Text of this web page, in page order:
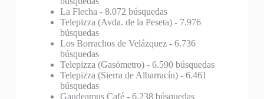
La Flecha - 8.072 búsquedas
Telepizza (Avda. de la Peseta)- 7.976
búsquedas
Los Borrachos de Velázquez- 6.736
búsquedas
Telepizza (Gasómetro)- 6.590 búsquedas
Telepizza (Sierra de Albarracín)- 6.461
búsquedas
Gaudeamus Café- 6.238 búsquedas